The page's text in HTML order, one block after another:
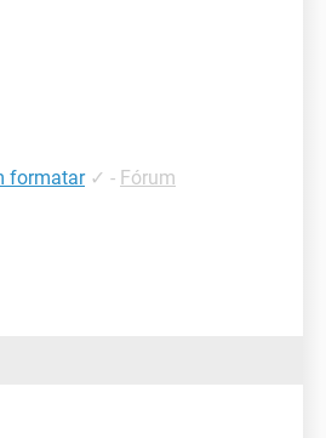
formatar ✓ - Fórum